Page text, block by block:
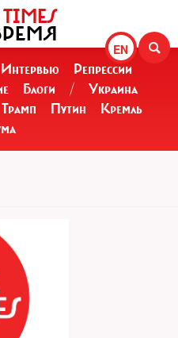
EN
Интервью
Репрессии
Блоги /
Украина
Трамп Путин
Кремль